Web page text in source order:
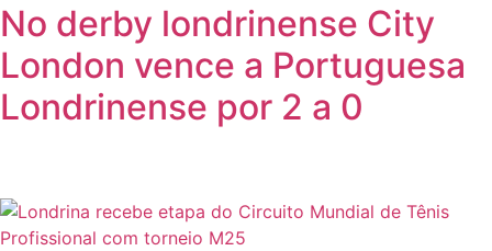
No derby londrinense City
London vence a Portuguesa
Londrinense por 2 a 0